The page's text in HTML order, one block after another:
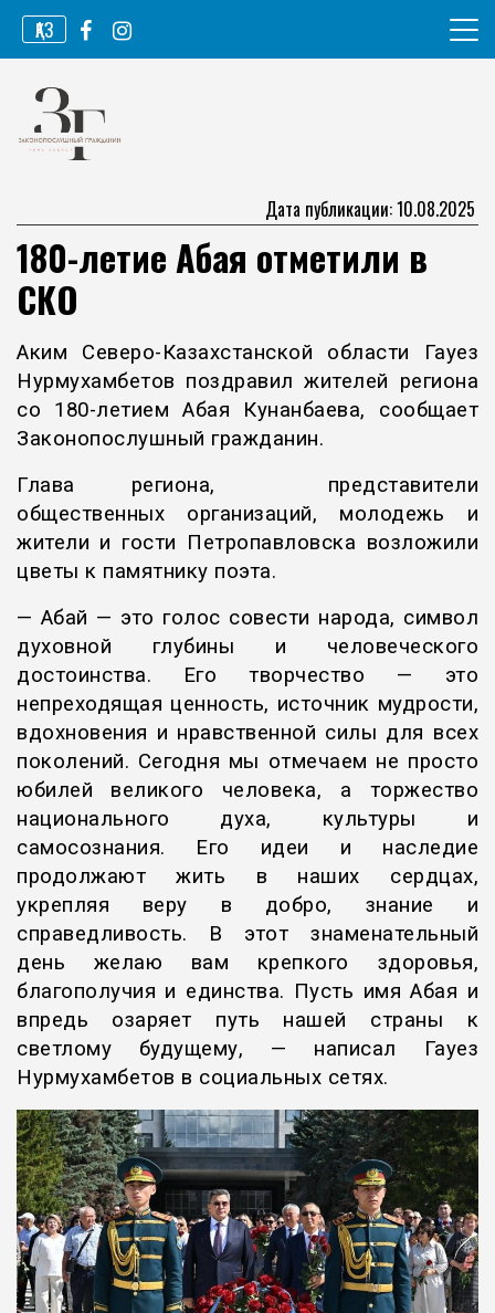
Перейти
содержимому
ҚАЗ
Законопослушный гражданин
Дата публикации: 10.08.2025
180-летие Абая отметили в
СКО
Аким Северо-Казахстанской области Гауез
Нурмухамбетов поздравил жителей региона
со 180-летием Абая Кунанбаева, сообщает
Законопослушный гражданин.
Глава региона, представители
общественных организаций, молодежь и
жители и гости Петропавловска возложили
цветы к памятнику поэта.
— Абай — это голос совести народа, символ
духовной глубины и человеческого
достоинства. Его творчество — это
непреходящая ценность, источник мудрости,
вдохновения и нравственной силы для всех
поколений. Сегодня мы отмечаем не просто
юбилей великого человека, а торжество
национального духа, культуры и
самосознания. Его идеи и наследие
продолжают жить в наших сердцах,
укрепляя веру в добро, знание и
справедливость. В этот знаменательный
день желаю вам крепкого здоровья,
благополучия и единства. Пусть имя Абая и
впредь озаряет путь нашей страны к
светлому будущему, — написал Гауез
Нурмухамбетов в социальных сетях.